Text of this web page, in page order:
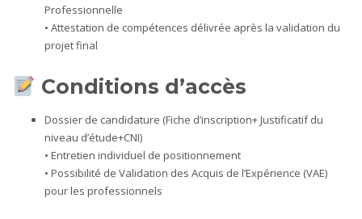
Professionnelle
• Attestation de compétences délivrée après la validation du
projet final
Conditions d’accès
Dossier de candidature (Fiche d’inscription+ Justificatif du
niveau d’étude+CNI)
• Entretien individuel de positionnement
• Possibilité de Validation des Acquis de l’Expérience (VAE)
pour les professionnels